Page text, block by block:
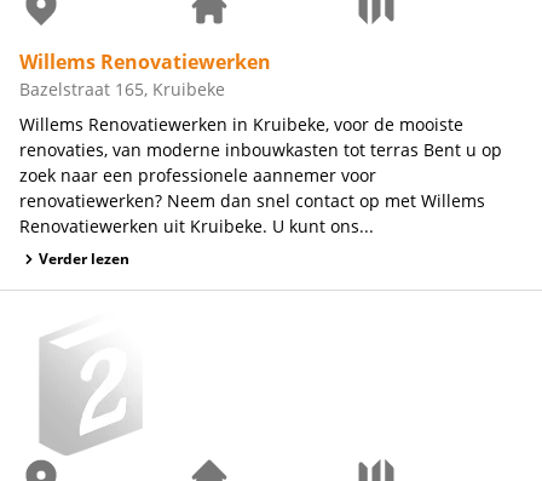
Willems Renovatiewerken
Bazelstraat 165, Kruibeke
Willems Renovatiewerken in Kruibeke, voor de mooiste
renovaties, van moderne inbouwkasten tot terras Bent u op
zoek naar een professionele aannemer voor
renovatiewerken? Neem dan snel contact op met Willems
Renovatiewerken uit Kruibeke. U kunt ons...
Verder lezen